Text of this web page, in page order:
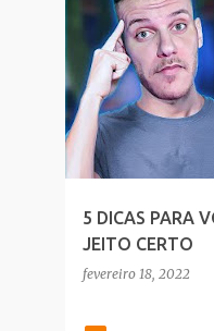
s
t
a
5 DICAS PARA
JEITO CERTO
fevereiro 18, 2022
DEIXO A DICA